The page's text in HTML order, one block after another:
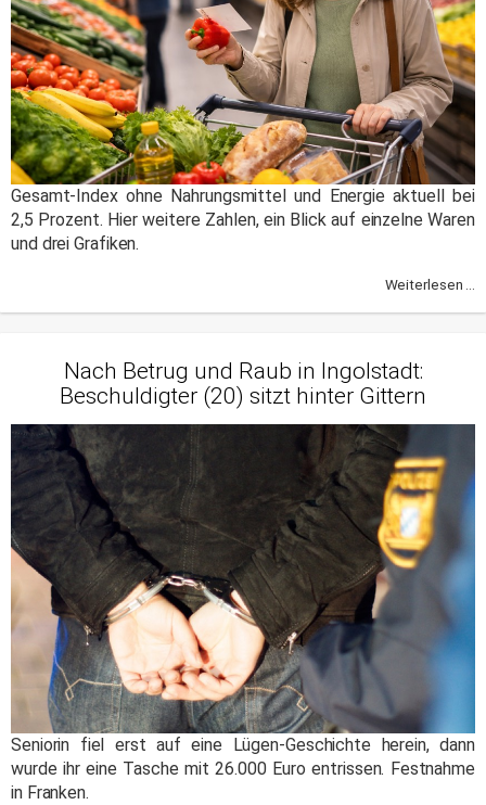
Gesamt-Index ohne Nahrungsmittel und Energie aktuell bei
2,5 Prozent. Hier weitere Zahlen, ein Blick auf einzelne Waren
und drei Grafiken.
Weiterlesen ...
Nach Betrug und Raub in Ingolstadt:
Beschuldigter (20) sitzt hinter Gittern
Seniorin fiel erst auf eine Lügen-Geschichte herein, dann
wurde ihr eine Tasche mit 26.000 Euro entrissen. Festnahme
in Franken.